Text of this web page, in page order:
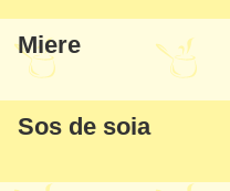
"fericiți", asta
așa galbene în poze.
Miere
Sos de soia